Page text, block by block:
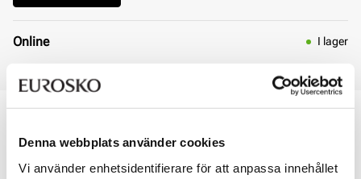
Denna webbplats använder cookies
Vi använder enhetsidentifierare för att anpassa innehållet
Online I lager
Leverans 3-7 dagar
Gratis retur i butik